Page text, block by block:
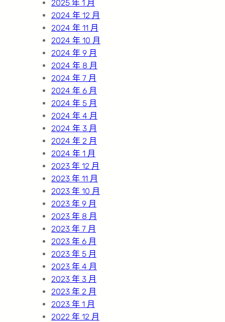
2025 年 1 月
2024 年 12 月
2024 年 11 月
2024 年 10 月
2024 年 9 月
2024 年 8 月
2024 年 7 月
2024 年 6 月
2024 年 5 月
2024 年 4 月
2024 年 3 月
2024 年 2 月
2024 年 1 月
2023 年 12 月
2023 年 11 月
2023 年 10 月
2023 年 9 月
2023 年 8 月
2023 年 7 月
2023 年 6 月
2023 年 5 月
2023 年 4 月
2023 年 3 月
2023 年 2 月
2023 年 1 月
2022 年 12 月